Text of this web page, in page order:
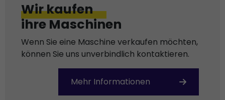
Wir kaufen
ihre Maschinen
Wenn Sie eine Maschine verkaufen möchten,
können Sie uns unverbindlich kontaktieren.
Mehr Informationen